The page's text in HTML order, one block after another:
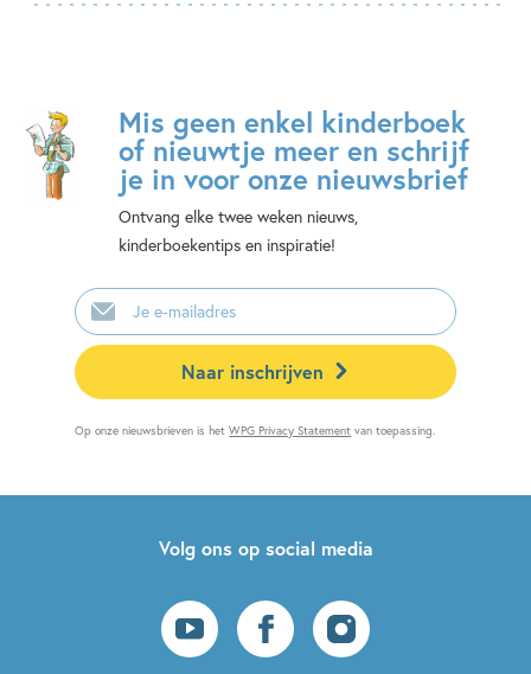
Mis geen enkel kinderboek
of nieuwtje meer en schrijf
je in voor onze nieuwsbrief
Ontvang elke twee weken nieuws,
kinderboekentips en inspiratie!
E-
mailadres
Naar inschrijven
Op onze nieuwsbrieven is hetWPG Privacy Statement van toepassing.
Volg ons op social media